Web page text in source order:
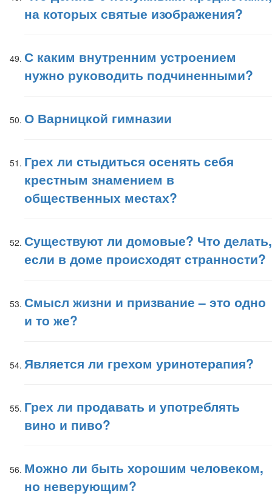
на которых святые изображения?
С каким внутренним устроением
нужно руководить подчиненными?
О Варницкой гимназии
Грех ли стыдиться осенять себя
крестным знамением в
общественных местах?
Существуют ли домовые? Что делать,
если в доме происходят странности?
Смысл жизни и призвание – это одно
и то же?
Является ли грехом уринотерапия?
Грех ли продавать и употреблять
вино и пиво?
Можно ли быть хорошим человеком,
но неверующим?